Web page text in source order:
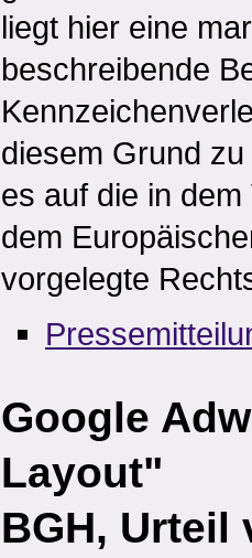
liegt hier eine
beschreibende
diesem Grund
es auf die in
dem
vorgelegte
Google
Layout"
BGH, Urteil